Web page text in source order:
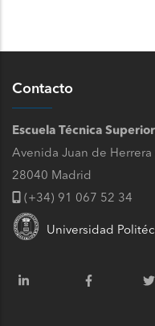
Contacto
Escuela Técnica
Avenida Juan de Herrera
28040 Madrid
(+34) 91 067 52 34
Universidad